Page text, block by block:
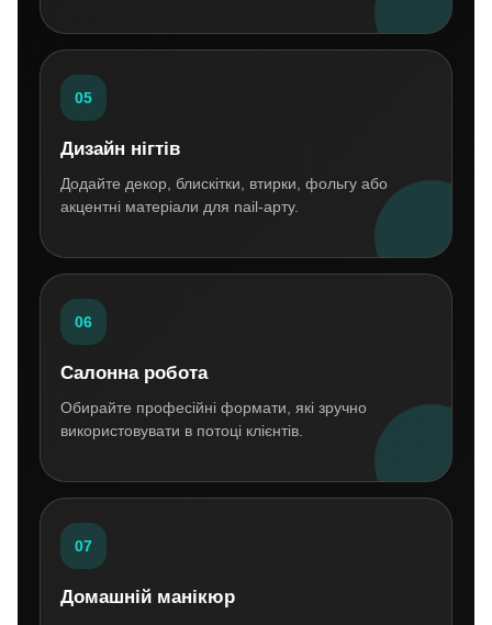
05
Дизайн нігтів
Додайте декор, блискітки, втирки, фольгу або
акцентні матеріали для nail-арту.
06
Салонна робота
Обирайте професійні формати, які зручно
використовувати в потоці клієнтів.
07
Домашній манікюр